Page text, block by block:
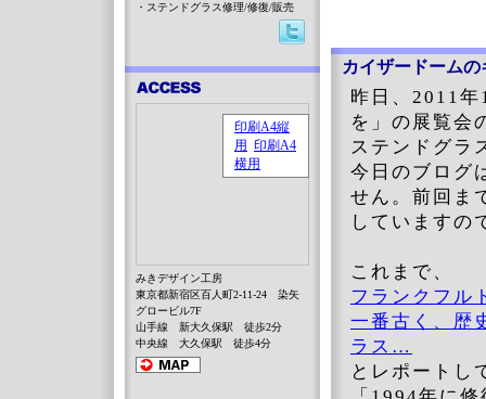
カイザードームの
昨日、2011
を」の展覧会
ステンドグラ
今日のブログ
せん。前回ま
していますの
これまで、
フランクフル
一番古く、
ラス…
とレポート
・ステンドグラス修理/修復/販売
みきデザイン工房
東京都新宿区百人町2-11-24 染矢
グロービル7F
山手線 新大久保駅 徒歩2分
中央線 大久保駅 徒歩4分